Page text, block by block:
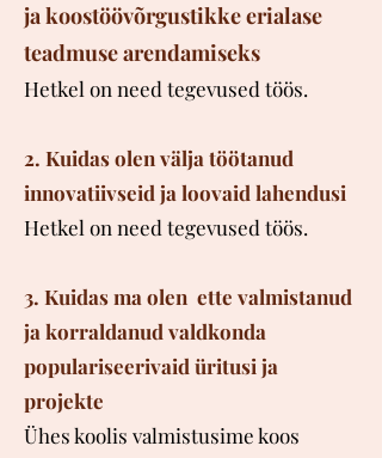
ja koostöövõrgustikke erialase
teadmuse arendamiseks
Hetkel on need tegevused töös.
2. Kuidas olen välja töötanud
innovatiivseid ja loovaid lahendusi
Hetkel on need tegevused töös.
3. Kuidas ma olen ette valmistanud
ja korraldanud valdkonda
populariseerivaid üritusi ja
projekte
Ühes koolis valmistusime koos